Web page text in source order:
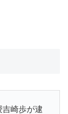
崎歩が逮